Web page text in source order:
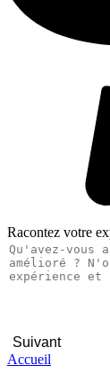
Racontez votre
Suivant
Accueil